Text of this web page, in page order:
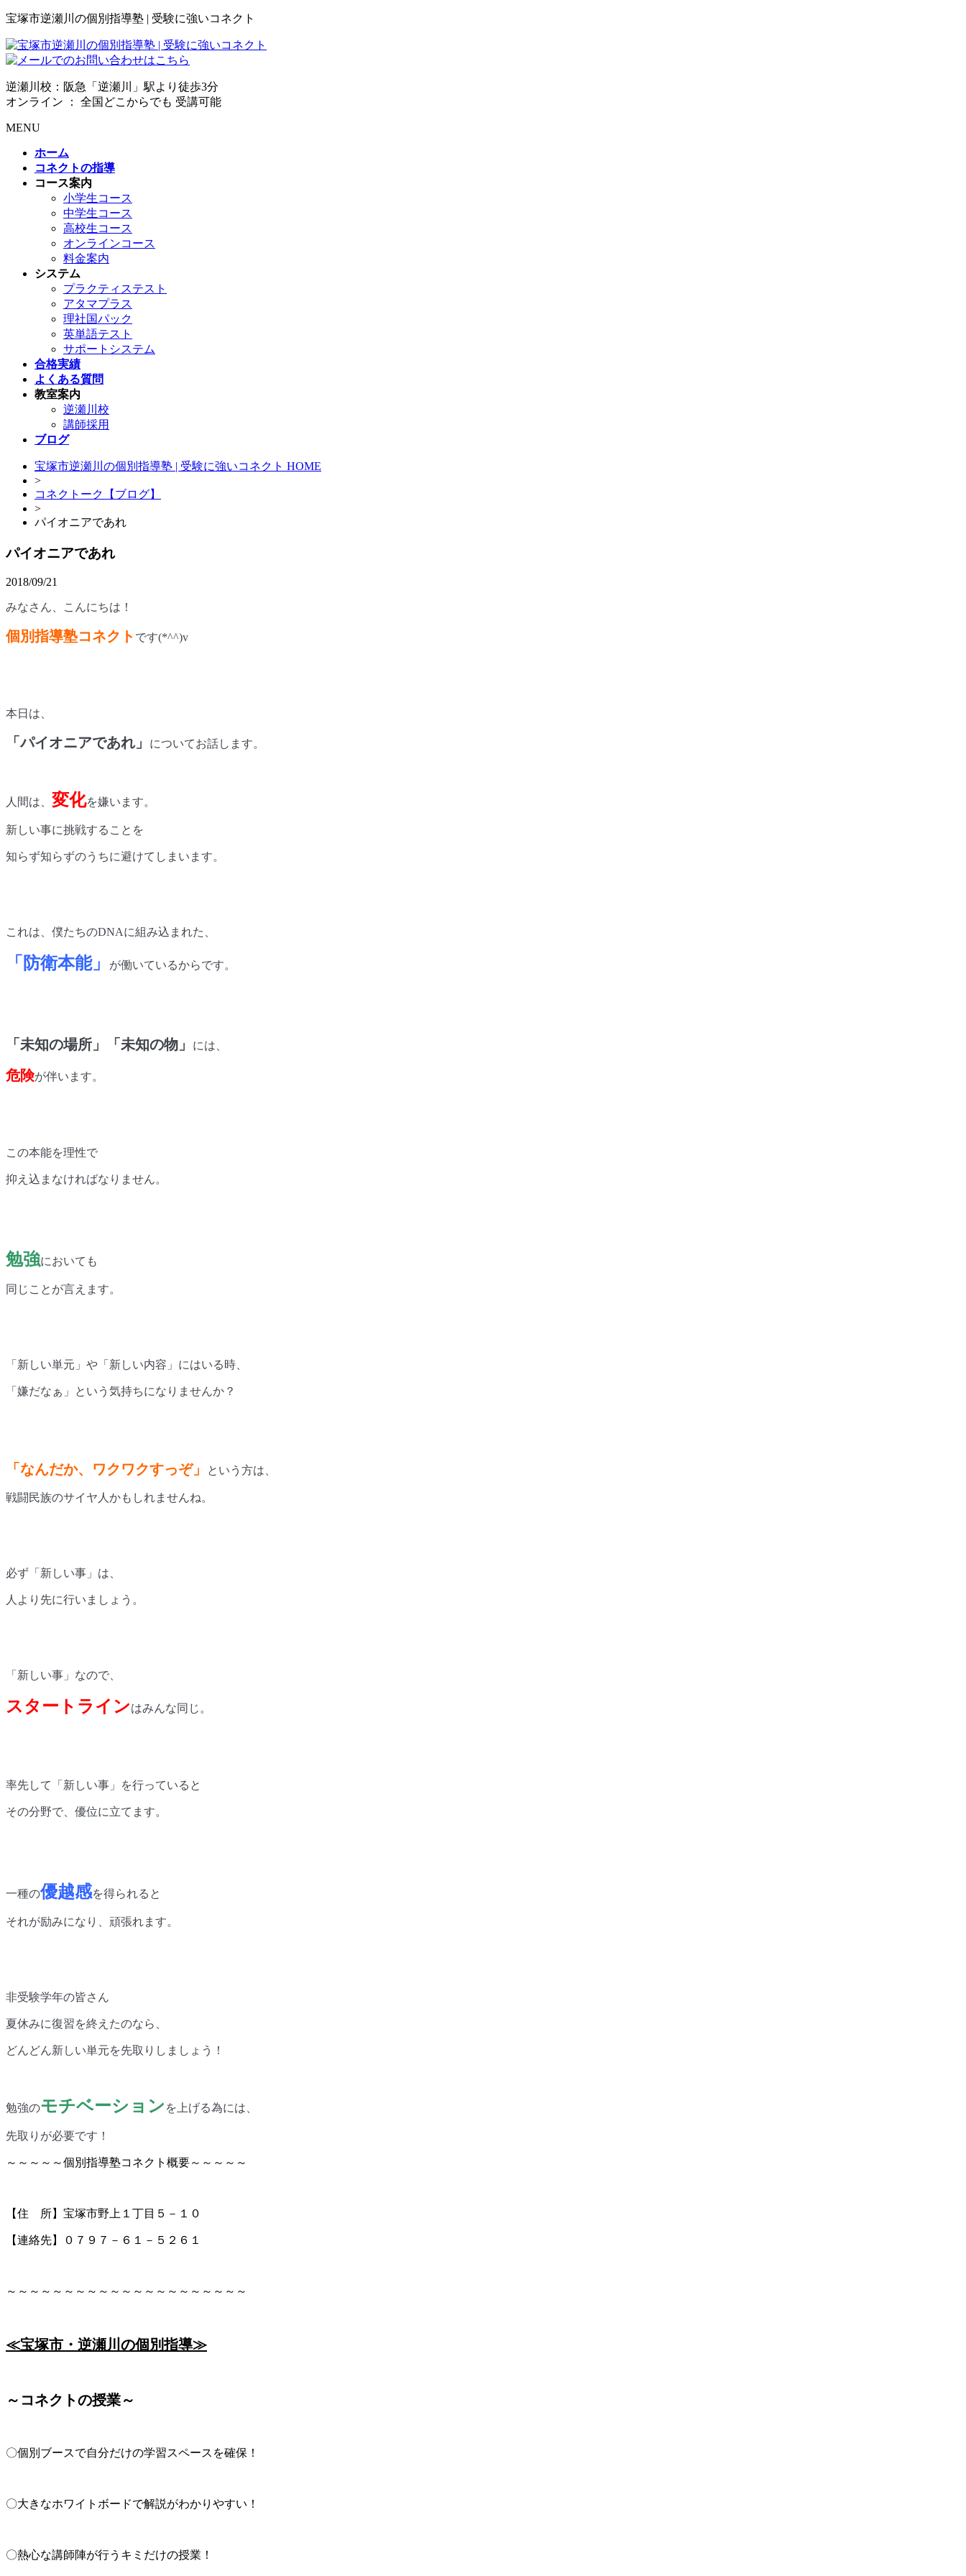
宝塚市逆瀬川の個別指導塾 | 受験に強いコネクト
逆瀬川校：阪急「逆瀬川」駅より徒歩3分
オンライン ： 全国どこからでも 受講可能
MENU
ホーム
コネクトの指導
コース案内
小学生コース
中学生コース
高校生コース
オンラインコース
料金案内
システム
プラクティステスト
アタマプラス
理社国パック
英単語テスト
サポートシステム
合格実績
よくある質問
教室案内
逆瀬川校
講師採用
ブログ
宝塚市逆瀬川の個別指導塾 | 受験に強いコネクト HOME
>
コネクトーク【ブログ】
>
パイオニアであれ
パイオニアであれ
2018/09/21
みなさん、こんにちは！
個別指導塾コネクト です(*^^)v
本日は、
「パイオニアであれ」 についてお話します。
人間は、 変化を嫌います。
新しい事に挑戦することを
知らず知らずのうちに避けてしまいます。
これは、僕たちのDNAに組み込まれた、
「防衛本能」 が働いているからです。
「未知の場所」 「未知の物」 には、
危険が伴います。
この本能を理性で
抑え込まなければなりません。
勉強においても
同じことが言えます。
「新しい単元」や「新しい内容」にはいる時、
「嫌だなぁ」という気持ちになりませんか？
「なんだか、ワクワクすっぞ」 という方は、
戦闘民族のサイヤ人かもしれませんね。
必ず「新しい事」は、
人より先に行いましょう。
「新しい事」なので、
スタートラインはみんな同じ。
率先して「新しい事」を行っていると
その分野で、優位に立てます。
一種の優越感を得られると
それが励みになり、頑張れます。
非受験学年の皆さん
夏休みに復習を終えたのなら、
どんどん新しい単元を先取りしましょう！
勉強のモチベーション を上げる為には、
先取りが必要です！
～～～～～個別指導塾コネクト概要～～～～～
【住 所】宝塚市野上１丁目５－１０
【連絡先】０７９７－６１－５２６１
～～～～～～～～～～～～～～～～～～～～～
≪宝塚市・逆瀬川の個別指導≫
～コネクトの授業～
〇個別ブースで自分だけの学習スペースを確保！
〇大きなホワイトボードで解説がわかりやすい！
〇熱心な講師陣が行うキミだけの授業！